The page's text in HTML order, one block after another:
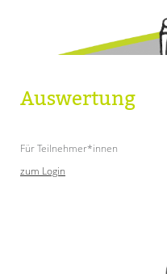
Auswertung
Für Teilnehmer*innen
zum Login